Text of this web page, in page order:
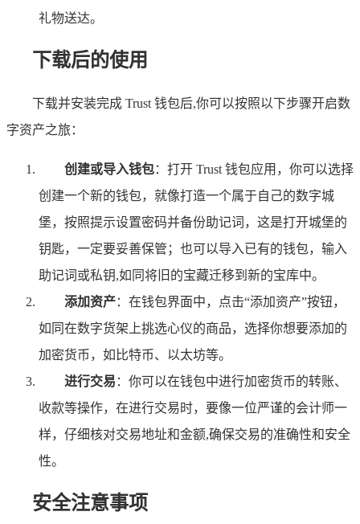
礼物送达。
下载后的使用
下载并安装完成 Trust 钱包后,你可以按照以下步骤开启数
字资产之旅：
创建或导入钱包：打开 Trust 钱包应用，你可以选择
创建一个新的钱包，就像打造一个属于自己的数字城
堡，按照提示设置密码并备份助记词，这是打开城堡的
钥匙，一定要妥善保管；也可以导入已有的钱包，输入
助记词或私钥,如同将旧的宝藏迁移到新的宝库中。
添加资产：在钱包界面中，点击“添加资产”按钮，
如同在数字货架上挑选心仪的商品，选择你想要添加的
加密货币，如比特币、以太坊等。
进行交易 ：你可以在钱包中进行加密货币的转账、
收款等操作，在进行交易时，要像一位严谨的会计师一
样，仔细核对交易地址和金额,确保交易的准确性和安全
性。
安全注意事项